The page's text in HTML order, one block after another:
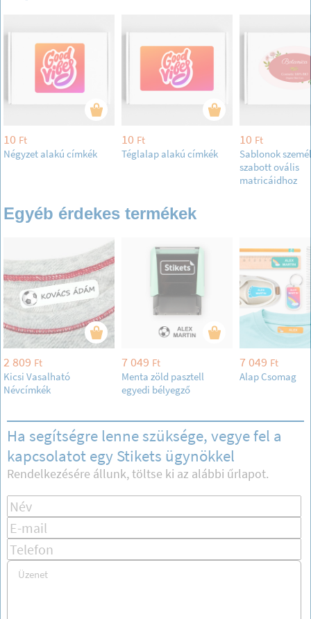
10 Ft
Négyzet alakú címkék
10 Ft
Téglalap alakú címkék
10 Ft
Sablonok
szabott ovális
matricáidhoz
Egyéb érdekes termékek
2 809 Ft
Kicsi Vasalható
Névcímkék
7 049 Ft
Menta zöld pasztell
egyedi bélyegző
7 049 Ft
Alap Csomag
Ha segítségre lenne szüksége, vegye fel a
kapcsolatot egy Stikets ügynökkel
Rendelkezésére állunk, töltse ki az alábbi űrlapot.